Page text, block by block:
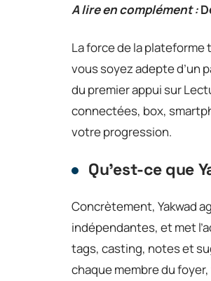
A lire en complément :
La force de la plateforme
vous soyez adepte d’un
du premier appui sur
connectées, box,
votre progression.
Qu’est-ce que
Concrètement, Yakwad
indépendantes, et met
tags, casting, notes et
chaque membre du